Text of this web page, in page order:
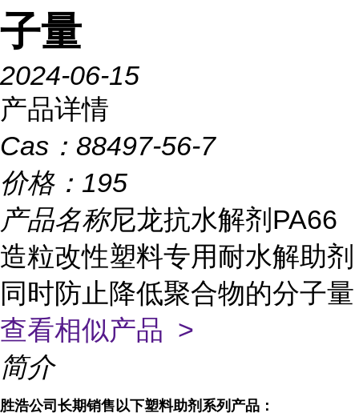
子量
2024-06-15
产品详情
Cas： 88497-56-7
价格： 195
产品名称尼龙抗水解剂PA66
造粒改性塑料专用耐水解助剂
同时防止降低聚合物的分子量
查看相似产品 >
简介
胜浩公司 长期销售以下塑料助剂系列 产品 ：